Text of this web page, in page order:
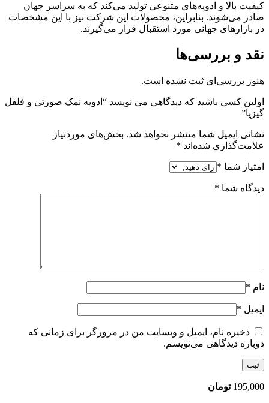
کیفیت بالا و ادویه‌های متنوعی تولید می‌کند که به سراسر جهان
صادر می‌شوند. بنابراین، محصولات این شرکت نیز با این مشخصات
در بازارهای جهانی مورد استقبال قرار می‌گیرند.
نقد و بررسی‌ها
هنوز بررسی‌ای ثبت نشده است.
اولین کسی باشید که دیدگاهی می نویسد “ادویه نمک صورتی و فلفل
گیزیا”
نشانی ایمیل شما منتشر نخواهد شد. بخش‌های موردنیاز
علامت‌گذاری شده‌اند *
امتیاز شما *
دیدگاه شما *
نام *
ایمیل *
ذخیره نام، ایمیل و وبسایت من در مرورگر برای زمانی که
دوباره دیدگاهی می‌نویسم.
195,000 تومان